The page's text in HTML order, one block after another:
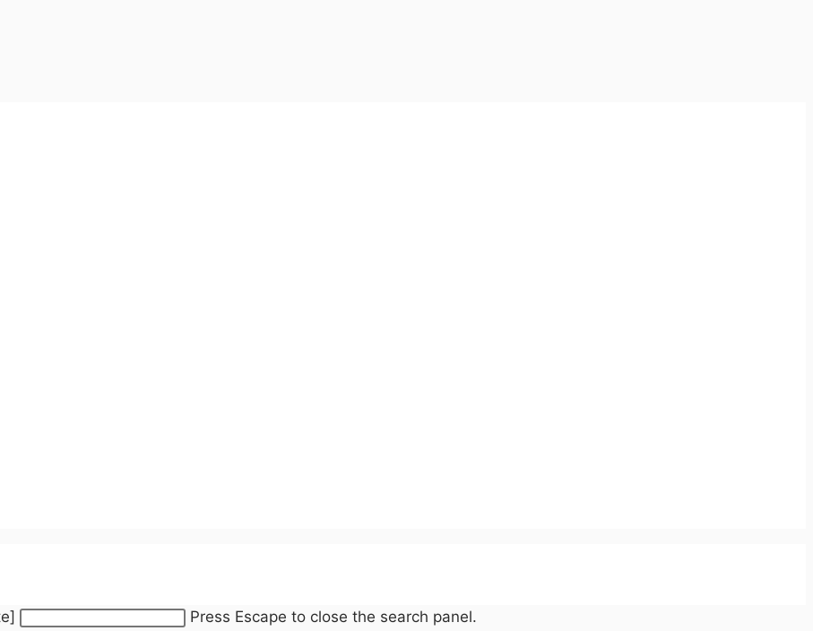
Press Escape to close the search panel.